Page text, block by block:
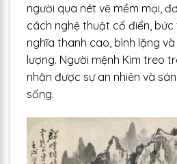
người qua nét vẽ mềm mại,
cách nghệ thuật cổ điển,
nghĩa thanh cao, bình lặng
lượng. Người mệnh Kim treo
nhận được sự an nhiên và
sống.